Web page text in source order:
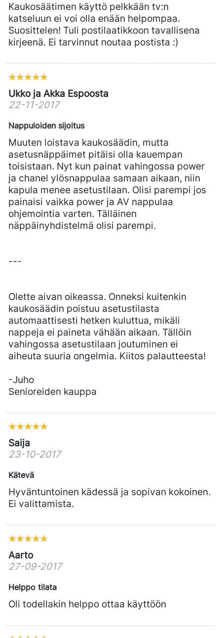
Kaukosäätimen käyttö pelkkään tv:n
katseluun ei voi olla enään helpompaa.
Suosittelen! Tuli postilaatikkoon tavallisena
kirjeenä. Ei tarvinnut noutaa postista :)
Ukko ja Akka Espoosta
22-11-2017
Nappuloiden sijoitus
Muuten loistava kaukosäädin, mutta
asetusnäppäimet pitäisi olla kauempan
toisistaan. Nyt kun painat vahingossa power
ja chanel ylösnappulaa samaan aikaan, niin
kapula menee asetustilaan. Olisi parempi jos
painaisi vaikka power ja AV nappulaa
ohjemointia varten. Tälläinen
näppäinyhdistelmä olisi parempi.
---
Olette aivan oikeassa. Onneksi kuitenkin
kaukosäädin poistuu asetustilasta
automaattisesti hetken kuluttua, mikäli
nappeja ei paineta vähään aikaan. Tällöin
vahingossa asetustilaan joutuminen ei
aiheuta suuria ongelmia. Kiitos palautteesta!
-Juho
Senioreiden kauppa
Saija
23-10-2017
Kätevä
Hyväntuntoinen kädessä ja sopivan kokoinen.
Ei valittamista.
Aarto
27-09-2017
Helppo tilata
Oli todellakin helppo ottaa käyttöön